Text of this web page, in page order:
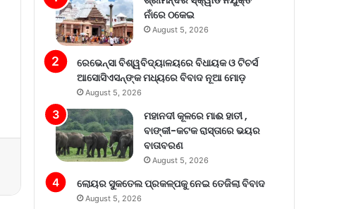
ନାଁରେ ଠକେଇ
August 5, 2026
ରେଭେନ୍ସା ବିଶ୍ୱବିଦ୍ୟାଳୟରେ ବିଧାୟକ ଓ ଟିଚର୍ସ
ଆସୋସିଏସନ୍‌ଙ୍କ ମଧ୍ୟରେ ବିବାଦ ନୂଆ ମୋଡ଼
August 5, 2026
ମହାନଦୀ କୂଳରେ ମାଈ ହାତୀ ,
ବାଙ୍କୀ-କଟକ ରାସ୍ତାରେ ଭୟର
ବାତାବରଣ
August 5, 2026
ଲୋୟର ସୁକତେଲ ପ୍ରକଳ୍ପକୁ ନେଇ ତେଜିଲା ବିବାଦ
August 5, 2026